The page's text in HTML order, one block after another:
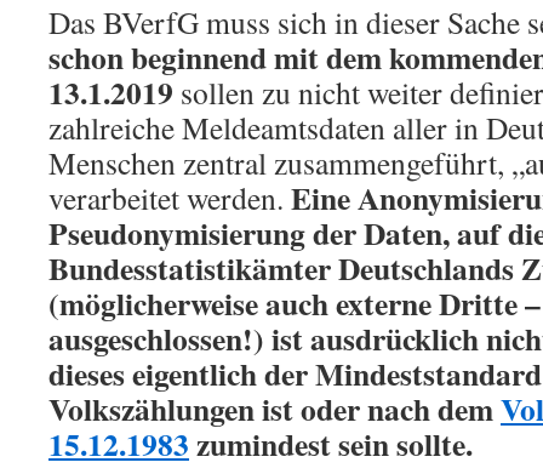
Das BVerfG muss sich in dieser Sache
schon beginnend mit dem
13.1.2019 sollen zu nicht weiter
zahlreiche Meldeamtsdaten aller in
Menschen zentral zusammengeführt,
verarbeitet werden. Eine
Pseudonymisierung der Daten, auf
Bundesstatistikämter Deutschlands
(möglicherweise auch externe Dritte
ausgeschlossen!) ist ausdrücklich
dieses eigentlich der
Volkszählungen ist oder nach dem
15.12.1983zumindest sein sollte.